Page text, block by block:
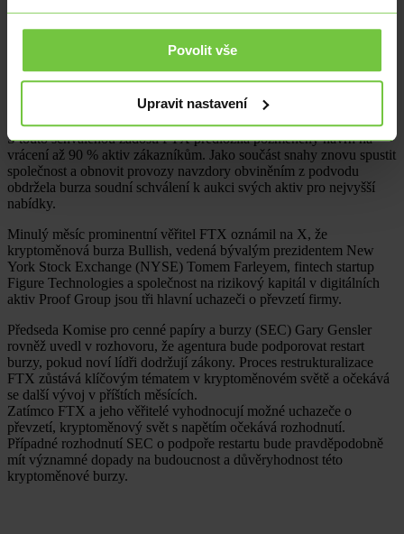
Povolit vše
Upravit nastavení
finanční dary.
V září soudce pro bankroty Dorsey schválil žádost společnosti o
prodej svých kryptoměnových držeb k obnovení finančních
prostředků zákazníků a umožnění oživení burzy. Společnost byla
dolarů na minimalizaci cenové volatility.
S touto schválenou žádostí FTX předložila pozměněný návrh na
vrácení až 90 % aktiv zákazníkům. Jako součást snahy znovu spustit
společnost a obnovit provozy navzdory obviněním z podvodu
obdržela burza soudní schválení k aukci svých aktiv pro nejvyšší
nabídky.
Minulý měsíc prominentní věřitel FTX oznámil na X, že
kryptoměnová burza Bullish, vedená bývalým prezidentem New
York Stock Exchange (NYSE) Tomem Farleyem, fintech startup
Figure Technologies a společnost na rizikový kapitál v digitálních
aktiv Proof Group jsou tři hlavní uchazeči o převzetí firmy.
Předseda Komise pro cenné papíry a burzy (SEC) Gary Gensler
rovněž uvedl v rozhovoru, že agentura bude podporovat restart
burzy, pokud noví lídři dodržují zákony. Proces restrukturalizace
FTX zůstává klíčovým tématem v kryptoměnovém světě a očekává
se další vývoj v příštích měsících.
Zatímco FTX a jeho věřitelé vyhodnocují možné uchazeče o
převzetí, kryptoměnový svět s napětím očekává rozhodnutí.
Případné rozhodnutí SEC o podpoře restartu bude pravděpodobně
mít významné dopady na budoucnost a důvěryhodnost této
kryptoměnové burzy.